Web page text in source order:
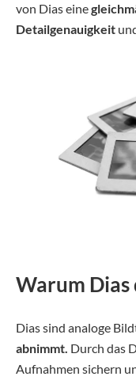
von Dias eine
Detailgenauigkeit
Warum
Dias sind analoge
abnimmt. Durch das
Aufnahmen sichern